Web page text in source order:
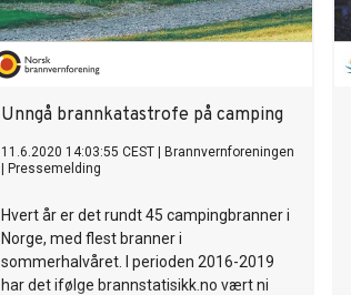
Unngå brannkatastrofe på camping
11.6.2020 14:03:55 CEST
Brannvernforeningen
Pressemelding
Hvert år er det rundt 45 campingbranner i
Norge, med flest branner i
sommerhalvåret. I perioden 2016-2019
har det ifølge brannstatisikk.no vært ni